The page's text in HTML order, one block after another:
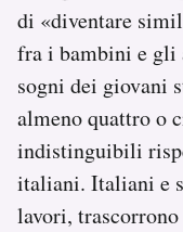
di «diventare
fra i bambini e gli
sogni dei giovani
almeno quattro o
indistinguibili
italiani. Italiani e
lavori,